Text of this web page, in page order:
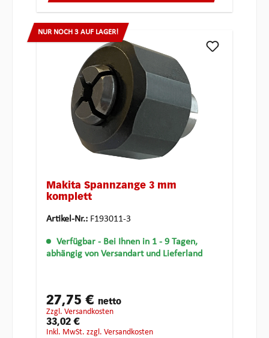
NUR NOCH 3 AUF LAGER!
Makita Spannzange 3 mm
komplett
Artikel-Nr.: F193011-3
Verfügbar - Bei Ihnen in 1 - 9 Tagen,
abhängig von Versandart und Lieferland
27,75 € netto
zzgl. Versandkosten
33,02 €
inkl. MwSt. zzgl. Versandkosten